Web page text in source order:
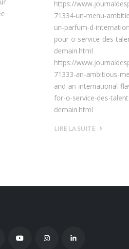
https://
71334-un-menu-
un-parfum-d-
pour-o-service-des-
demain.html
https://
71333-an-ambitious-
and-an-international-
for-o-service-des-
demain.html
LIRE LA SUITE